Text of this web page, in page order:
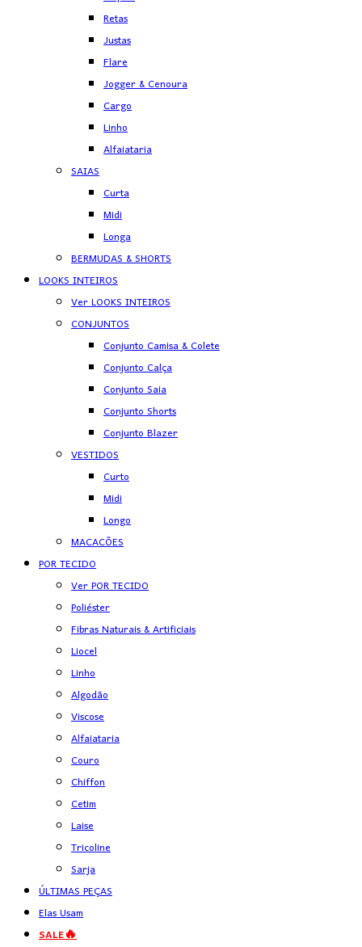
Retas
Justas
Flare
Jogger & Cenoura
Cargo
Linho
Alfaiataria
SAIAS
Curta
Midi
Longa
BERMUDAS & SHORTS
LOOKS INTEIROS
Ver LOOKS INTEIROS
CONJUNTOS
Conjunto Camisa & Colete
Conjunto Calça
Conjunto Saia
Conjunto Shorts
Conjunto Blazer
VESTIDOS
Curto
Midi
Longo
MACACÕES
POR TECIDO
Ver POR TECIDO
Poliéster
Fibras Naturais & Artificiais
Liocel
Linho
Algodão
Viscose
Alfaiataria
Couro
Chiffon
Cetim
Laise
Tricoline
Sarja
ÚLTIMAS PEÇAS
Elas Usam
SALE🔥